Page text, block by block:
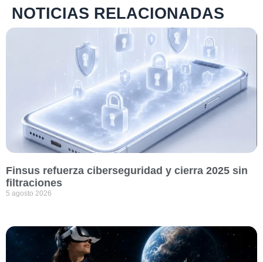
NOTICIAS RELACIONADAS
Finsus refuerza ciberseguridad y cierra 2025 sin
filtraciones
5 agosto 2026